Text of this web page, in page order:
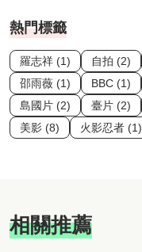
熱門標籤
羅志祥 (1) 自拍 (2)
邵雨薇 (1)
BBC (1)
島國片 (2)
臺片 (2)
美影 (8)
火影忍者 (1)
相關推薦